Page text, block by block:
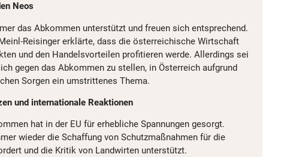
Neos
das Abkommen unterstützt und freuen sich entsprechend.
Reisinger erklärte, dass die österreichische Wirtschaft
und den Handelsvorteilen profitieren werde. Allerdings sei
gegen das Abkommen zu stellen, in Österreich aufgrund
Sorgen ein umstrittenes Thema.
und internationale Reaktionen
hat in der EU für erhebliche Spannungen gesorgt.
wieder die Schaffung von Schutzmaßnahmen für die
und die Kritik von Landwirten unterstützt.